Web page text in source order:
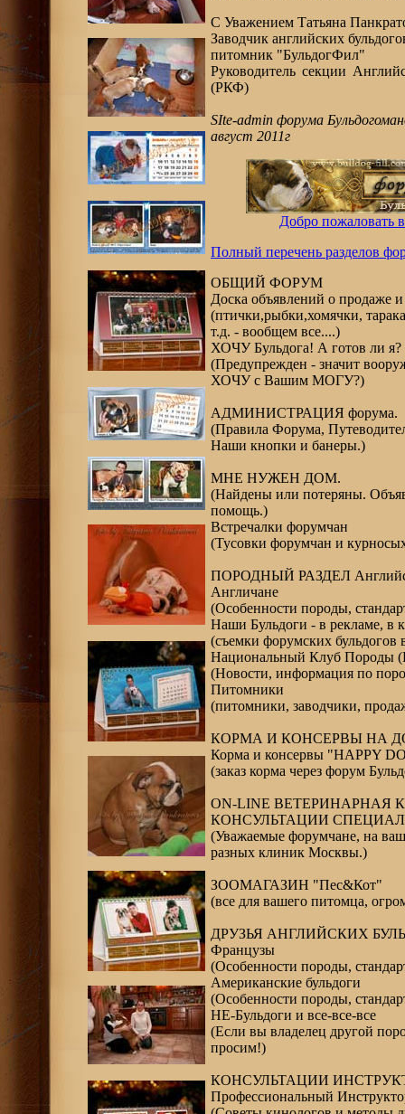
С Уважением Татьяна
Заводчик английских
питомник "БульдогФил"
Руководитель секции
(РКФ)
SIte-admin форума
август 2011г
Добро
Полный перечень разделов
ОБЩИЙ ФОРУМ
Доска объявлений о продаже
(птички,рыбки,хомячки,
т.д. - вообщем все....)
ХОЧУ Бульдога! А готов ли я?
(Предупрежден - значит
ХОЧУ с Вашим МОГУ?)
АДМИНИСТРАЦИЯ форума.
(Правила Форума,
Наши кнопки и банеры.)
МНЕ НУЖЕН ДОМ.
(Найдены или потеряны.
помощь.)
Встречалки форумчан
(Тусовки форумчан и
ПОРОДНЫЙ РАЗДЕЛ
Англичане
(Особенности породы,
Наши Бульдоги - в рекламе,
(съемки форумских бульдогов
Национальный Клуб Породы
(Новости, информация по
Питомники
(питомники, заводчики,
КОРМА И КОНСЕРВЫ НА
Корма и консервы "HAPPY
(заказ корма через форум
ON-LINE
КОНСУЛЬТАЦИИ
(Уважаемые форумчане, на
разных клиник Москвы.)
ЗООМАГАЗИН "Пес&Кот"
(все для вашего питомца,
ДРУЗЬЯ АНГЛИЙСКИХ
Французы
(Особенности породы,
Американские бульдоги
(Особенности породы,
НЕ-Бульдоги и все-все-все
(Если вы владелец другой
просим!)
КОНСУЛЬТАЦИИ
Профессиональный